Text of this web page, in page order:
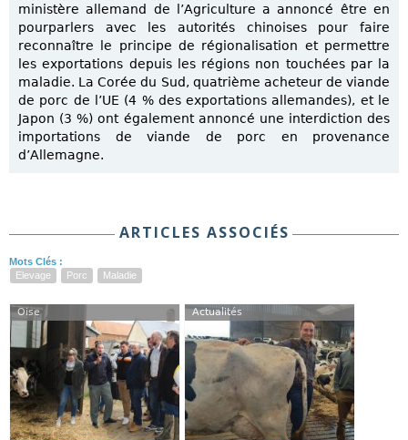
ministère allemand de l’Agriculture a annoncé être en
pourparlers avec les autorités chinoises pour faire
reconnaître le principe de régionalisation et permettre
les exportations depuis les régions non touchées par la
maladie. La Corée du Sud, quatrième acheteur de viande
de porc de l’UE (4 % des exportations allemandes), et le
Japon (3 %) ont également annoncé une interdiction des
importations de viande de porc en provenance
d’Allemagne.
ARTICLES ASSOCIÉS
Mots Clés :
Elevage
Porc Maladie
Oise Actualités